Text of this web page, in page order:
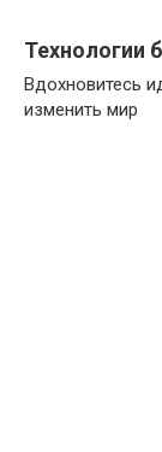
Технологии
Вдохновитесь
изменить мир